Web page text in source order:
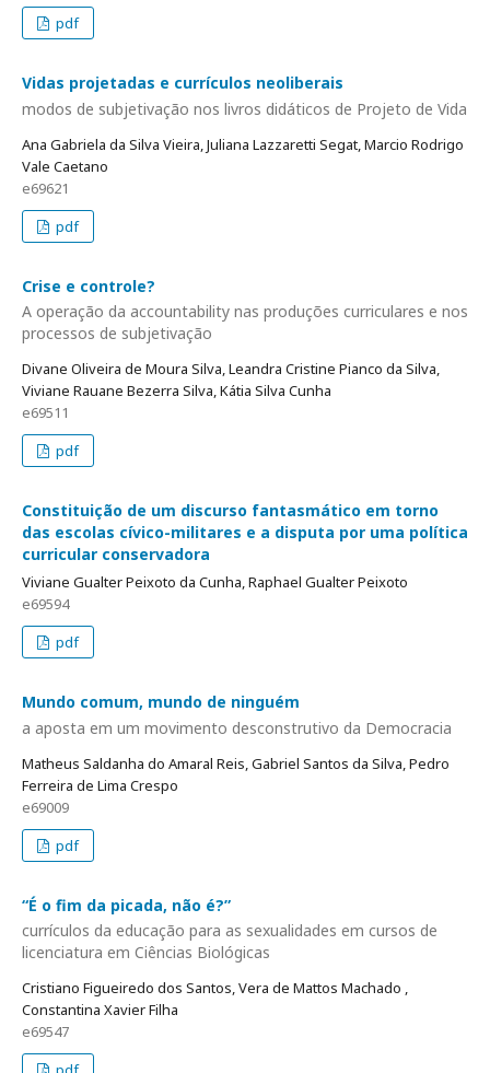
pdf
Vidas projetadas e currículos neoliberais
modos de subjetivação nos livros didáticos de Projeto de Vida
Ana Gabriela da Silva Vieira, Juliana Lazzaretti Segat, Marcio Rodrigo
Vale Caetano
e69621
pdf
Crise e controle?
A operação da accountability nas produções curriculares e nos
processos de subjetivação
Divane Oliveira de Moura Silva, Leandra Cristine Pianco da Silva,
Viviane Rauane Bezerra Silva, Kátia Silva Cunha
e69511
pdf
Constituição de um discurso fantasmático em torno
das escolas cívico-militares e a disputa por uma política
curricular conservadora
Viviane Gualter Peixoto da Cunha, Raphael Gualter Peixoto
e69594
pdf
Mundo comum, mundo de ninguém
a aposta em um movimento desconstrutivo da Democracia
Matheus Saldanha do Amaral Reis, Gabriel Santos da Silva, Pedro
Ferreira de Lima Crespo
e69009
pdf
“É o fim da picada, não é?”
currículos da educação para as sexualidades em cursos de
licenciatura em Ciências Biológicas
Cristiano Figueiredo dos Santos, Vera de Mattos Machado ,
Constantina Xavier Filha
e69547